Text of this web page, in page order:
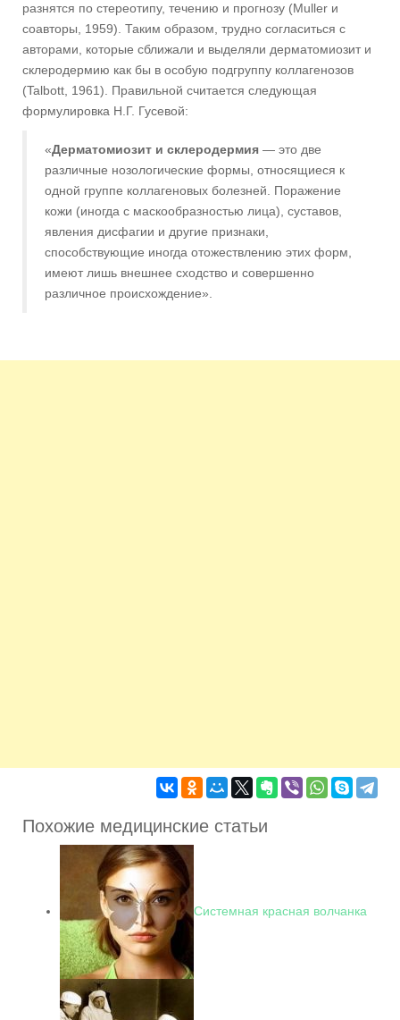
разнятся по стереотипу, течению и прогнозу (Muller и
соавторы, 1959). Таким образом, трудно согласиться с
авторами, которые сближали и выделяли дерматомиозит и
склеродермию как бы в особую подгруппу коллагенозов
(Talbott, 1961). Правильной считается следующая
формулировка Н.Г. Гусевой:
«Дерматомиозит и склеродермия — это две
различные нозологические формы, относящиеся к
одной группе коллагеновых болезней. Поражение
кожи (иногда с маскообразностью лица), суставов,
явления дисфагии и другие признаки,
способствующие иногда отожествлению этих форм,
имеют лишь внешнее сходство и совершенно
различное происхождение».
Похожие медицинские статьи
Системная красная волчанка